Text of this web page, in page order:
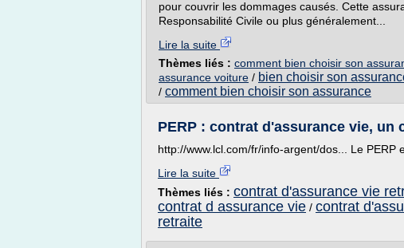
pour couvrir les dommages causés. Cette
Responsabilité Civile ou plus généralement...
Lire la suite
Thèmes liés : comment bien choisir son
assurance voiture / bien choisir son
/ comment bien choisir son assurance
PERP : contrat d'assurance vie, un
http://www.lcl.com/fr/info-argent/dos... Le PERP
Lire la suite
Thèmes liés : contrat d'assurance vie
contrat d assurance vie / contrat
retraite